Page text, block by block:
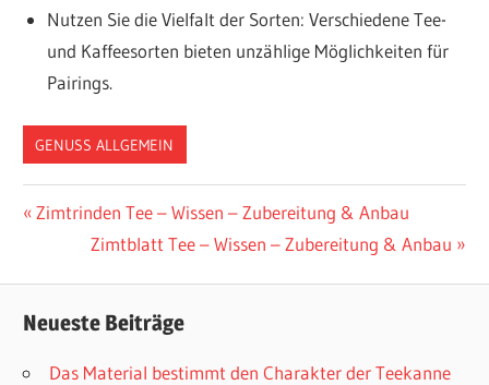
Nutzen Sie die Vielfalt der Sorten: Verschiedene Tee-
und Kaffeesorten bieten unzählige Möglichkeiten für
Pairings.
GENUSS ALLGEMEIN
Beitragsnavigation
Vorheriger
Beitrag:
Zimtrinden Tee – Wissen – Zubereitung & Anbau
Nächster
Zimtblatt Tee – Wissen – Zubereitung & Anbau
Neueste Beiträge
Das Material bestimmt den Charakter der Teekanne